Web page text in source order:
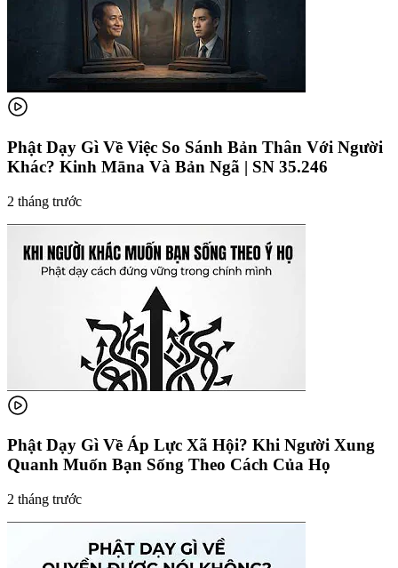
Phật Dạy Gì Về Việc So Sánh Bản Thân Với Người
Khác? Kinh Māna Và Bản Ngã | SN 35.246
2 tháng trước
Phật Dạy Gì Về Áp Lực Xã Hội? Khi Người Xung
Quanh Muốn Bạn Sống Theo Cách Của Họ
2 tháng trước